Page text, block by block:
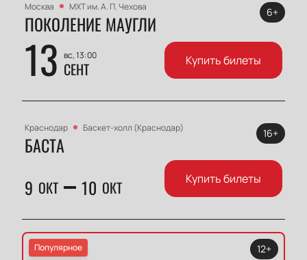
Москва МХТ им. А. П. Чехова
ПОКОЛЕНИЕ МАУГЛИ
13 вс, 13:00
СЕНТ
6+
Купить билеты
Краснодар Баскет-холл (Краснодар)
БАСТА
9 ОКТ 10 ОКТ
16+
Купить билеты
Популярное
12+